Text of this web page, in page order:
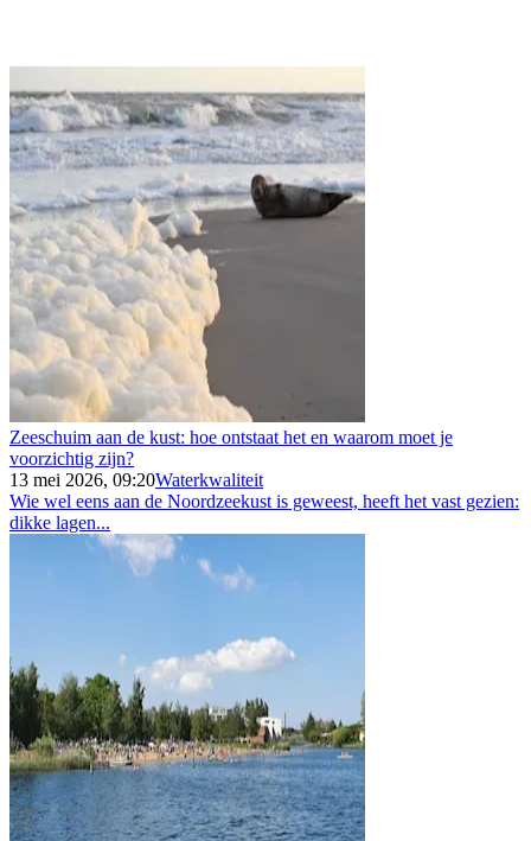
Zeeschuim aan de kust: hoe ontstaat het en waarom moet je
voorzichtig zijn?
13 mei 2026, 09:20Waterkwaliteit
Wie wel eens aan de Noordzeekust is geweest, heeft het vast gezien:
dikke lagen...